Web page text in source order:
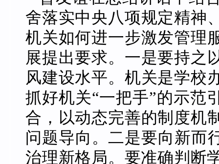
舍落实中央八项规定精神
机关如何进一步激发管理
展提出要求。一是要持之
风建设水平。机关是学校
抓好机关“一把手”的示范
合，以动态完善的制度机
问题导向。二是要向新而
治理新格局。要准确判断